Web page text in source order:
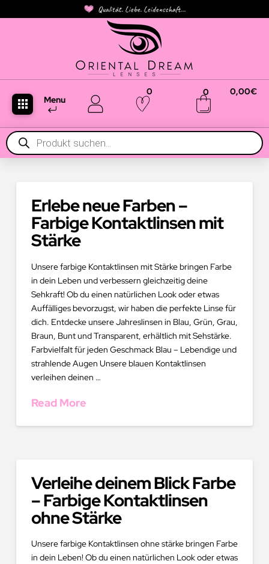
Qualität. Liebe. Leidenschaft...
Menu
0 0 0,00€
Products
search
Erlebe neue Farben –
Farbige Kontaktlinsen mit
Stärke
Unsere farbige Kontaktlinsen mit Stärke bringen Farbe
in dein Leben und verbessern gleichzeitig deine
Sehkraft! Ob du einen natürlichen Look oder etwas
Auffälliges bevorzugst, wir haben die perfekte Linse für
dich. Entdecke unsere Jahreslinsen in Blau, Grün, Grau,
Braun, Bunt und Transparent, erhältlich mit Sehstärke.
Farbvielfalt für jeden Geschmack Blau – Lebendige und
strahlende Augen Unsere blauen Kontaktlinsen
verleihen deinen …
Read More
Verleihe deinem Blick Farbe
– Farbige Kontaktlinsen
ohne Stärke
Unsere farbige Kontaktlinsen ohne stärke bringen Farbe
in dein Leben! Ob du einen natürlichen Look oder etwas